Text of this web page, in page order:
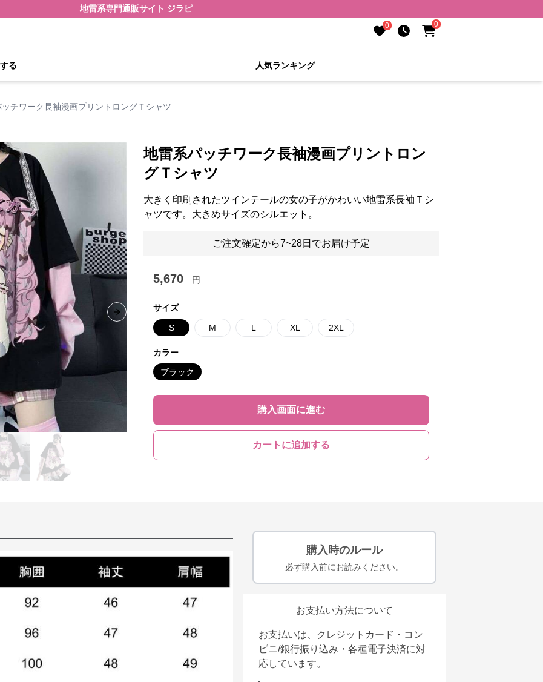
地雷系専門通販サイト ジラピ
0 0
る 人気ランキング
チワーク長袖漫画プリントロングＴシャツ
Next slide
地雷系パッチワーク長袖漫画プリントロン
グＴシャツ
大きく印刷されたツインテールの女の子がかわいい地雷系長袖Ｔシ
ャツです。大きめサイズのシルエット。
ご注文確定から7~28日でお届け予定
5,670 円
サイズ
S M L XL 2XL
カラー
ブラック
購入画面に進む
カートに追加する
購入時のルール
必ず購入前にお読みください。
お支払い方法について
お支払いは、クレジットカード・コン
ビニ/銀行振り込み・各種電子決済に対
応しています。